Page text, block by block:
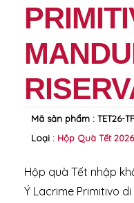
Mã sản phẩm : TET26-
Loại : Hộp Quà Tết 2026
Hộp quà Tết nhập
Ý Lacrime Primitivo